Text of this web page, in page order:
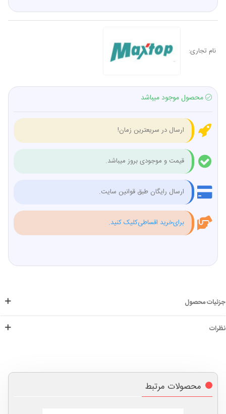
نام تجاری:
محصول موجود میباشد
ارسال در سریعترین زمان!
قیمت و موجودی بروز میباشد.
ارسال رایگان طبق قوانین سایت.
برای‌خرید اقساطی‌کلیک کنید.
جزئیات محصول
نظرات
محصولات مرتبط